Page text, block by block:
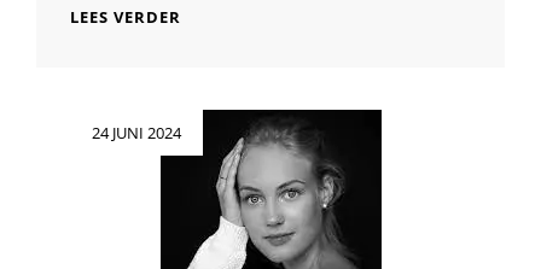
LEES VERDER
ZWART
WIT
FOTOGRAFIE
24 JUNI 2024